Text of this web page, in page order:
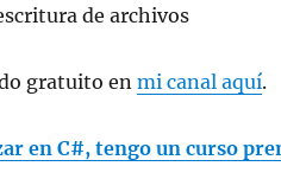
de archivos
gratuito enmi canal aquí.
en C#, tengo un curso